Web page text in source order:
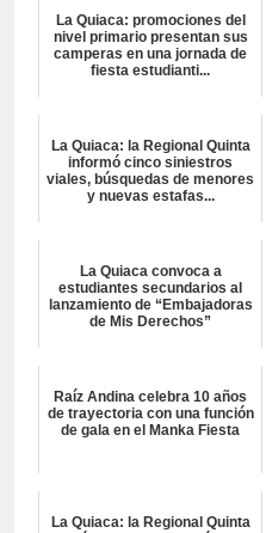
La Quiaca: promociones del
nivel primario presentan sus
camperas en una jornada de
fiesta estudianti...
La Quiaca: la Regional Quinta
informó cinco siniestros
viales, búsquedas de menores
y nuevas estafas...
La Quiaca convoca a
estudiantes secundarios al
lanzamiento de “Embajadoras
de Mis Derechos”
Raíz Andina celebra 10 años
de trayectoria con una función
de gala en el Manka Fiesta
La Quiaca: la Regional Quinta